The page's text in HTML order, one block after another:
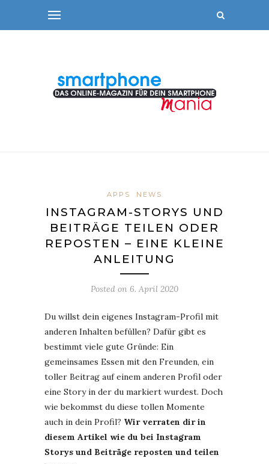
APPS NEWS
INSTAGRAM-STORYS UND
BEITRÄGE TEILEN ODER
REPOSTEN – EINE KLEINE
ANLEITUNG
Posted on 6. April 2020
Du willst dein eigenes Instagram-Profil mit
anderen Inhalten befüllen? Dafür gibt es
bestimmt viele gute Gründe: Ein
gemeinsames Essen mit den Freunden, ein
toller Beitrag auf einem anderen Profil oder
eine Story in der du markiert wurdest. Doch
wie bekommst du diese tollen Momente
auch in dein Profil? Wir verraten dir in
diesem Artikel wie du bei Instagram
Storys und Beiträge reposten und teilen